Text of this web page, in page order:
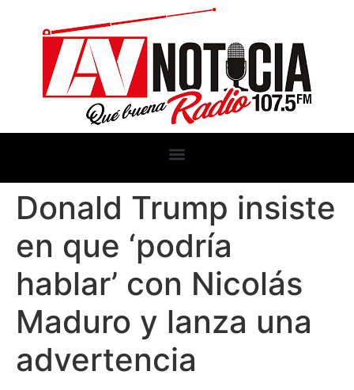
Donald Trump insiste
en que ‘podría
hablar’ con Nicolás
Maduro y lanza una
advertencia